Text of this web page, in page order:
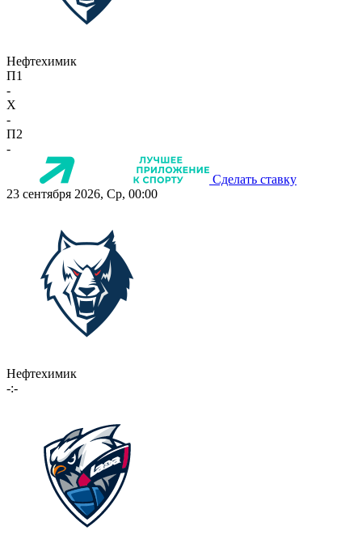
Нефтехимик
П1
-
X
-
П2
-
Сделать ставку
23 сентября 2026, Ср, 00:00
Нефтехимик
-:-